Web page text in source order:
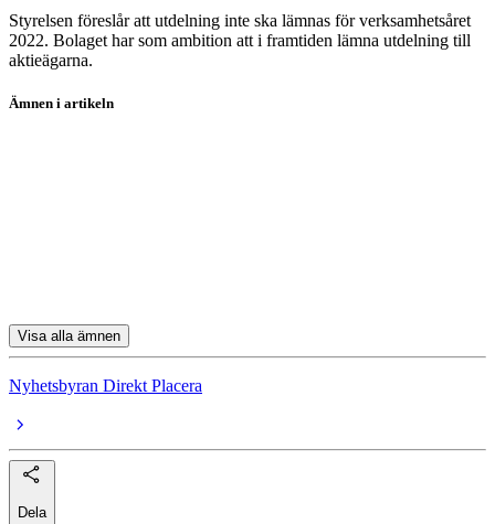
Styrelsen föreslår att utdelning inte ska lämnas för verksamhetsåret
2022. Bolaget har som ambition att i framtiden lämna utdelning till
aktieägarna.
Ämnen i artikeln
Visa alla ämnen
Nyhetsbyran Direkt Placera
Dela